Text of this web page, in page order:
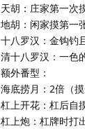
天胡：庄家第一次
地胡：闲家摸第一
十八罗汉：金钩钓
清十八罗汉：一色
额外番型：
海底捞月：2倍（
杠上开花：杠后自
杠上炮：杠牌时打